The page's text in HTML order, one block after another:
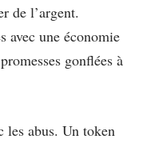
de l’argent.
avec une économie
gonflées à
les abus. Un token